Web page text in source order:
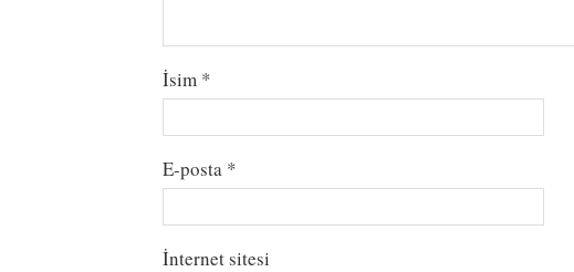
İsim *
E-posta *
İnternet sitesi